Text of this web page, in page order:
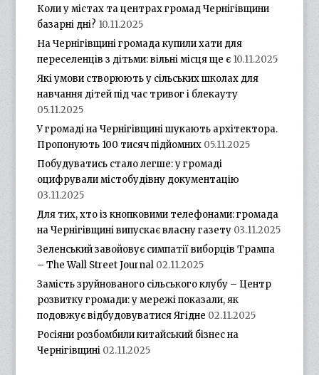
Коли у містах та центрах громад Чернігівщини
базарні дні? 10.11.2025
На Чернігівщині громада купили хати для
переселенців з дітьми: вільні місця ще є 10.11.2025
Які умови створюють у сільських школах для
навчання дітей під час тривог і блекауту
05.11.2025
У громаді на Чернігівщині шукають архітектора.
Пропонують 100 тисяч підйомних 05.11.2025
Побудуватись стало легше: у громаді
оцифрували містобудівну документацію
03.11.2025
Для тих, хто із кнопковими телефонами: громада
на Чернігівщині випускає власну газету 03.11.2025
Зеленський завойовує симпатії виборців Трампа
– The Wall Street Journal 02.11.2025
Замість зруйнованого сільського клубу – Центр
розвитку громади: у мережі показали, як
подовжує відбудовуватися Ягідне 02.11.2025
Росіяни розбомбили китайський бізнес на
Чернігівщині 02.11.2025